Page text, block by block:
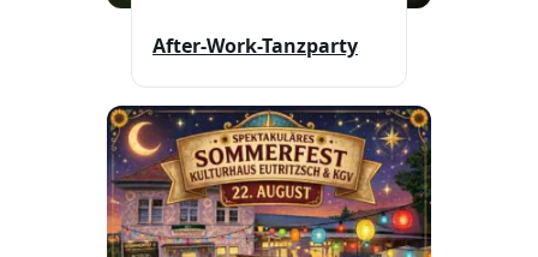
After-Work-Tanzparty